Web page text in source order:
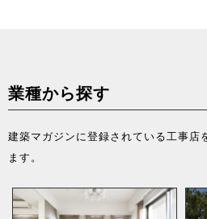
業種から探す
建築マガジンに登録されている工事店
ます。